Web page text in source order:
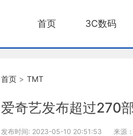
首页 3C数码
首页 > TMT
爱奇艺发布超过270
发布时间: 2023-05-10 20:51:53 来源